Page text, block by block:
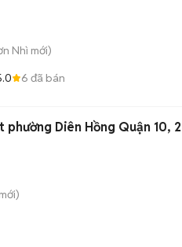
Nhì mới)
6 đã bán
phường Diên Hồng Quận 10,
mới)